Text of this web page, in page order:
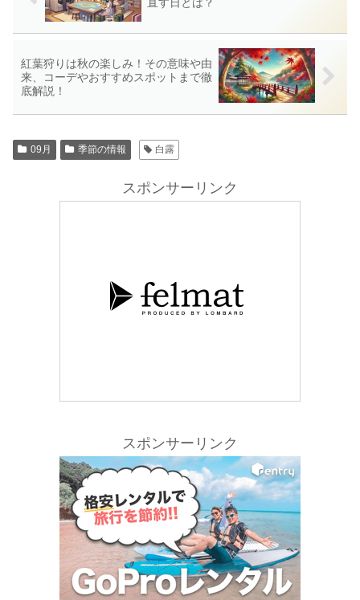
紅葉狩りは秋の楽しみ！その意味や由
来、コーデやおすすめスポットまで徹
底解説！
09月 季節の情報 白露
スポンサーリンク
スポンサーリンク